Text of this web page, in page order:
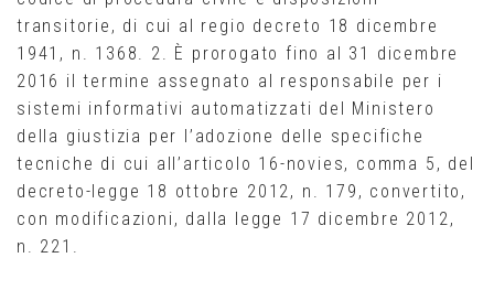
transitorie, di cui al regio decreto 18 dicembre
1941, n. 1368. 2. È prorogato fino al 31 dicembre
2016 il termine assegnato al responsabile per i
sistemi informativi automatizzati del Ministero
della giustizia per l’adozione delle specifiche
tecniche di cui all’articolo 16-novies, comma 5, del
decreto-legge 18 ottobre 2012, n. 179, convertito,
con modificazioni, dalla legge 17 dicembre 2012,
n. 221.